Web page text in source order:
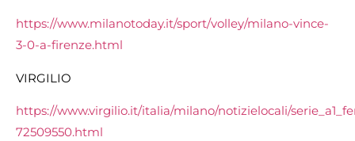
https://www.milanotoday.it/sport/volley/milano-vince-
3-0-a-firenze.html
VIRGILIO
https://www.virgilio.it/italia/milano/notizielocali/
72509550.html